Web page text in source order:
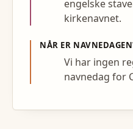
engelske
kirkenavnet.
NÅR ER
Vi har ingen
navnedag for